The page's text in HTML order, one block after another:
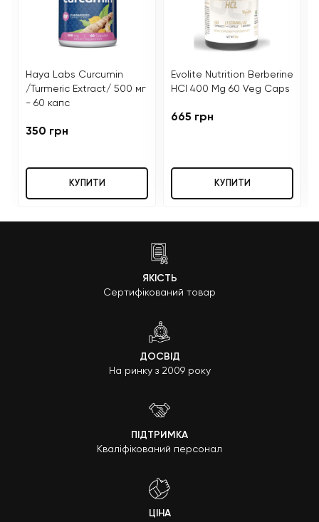
Haya Labs Curcumin
/Turmeric Extract/ 500 мг
- 60 капс
350 грн
КУПИТИ
Evolite Nutrition Berberine
HCl 400 Mg 60 Veg Caps
665 грн
КУПИТИ
ЯКІСТЬ
Сертифікований товар
ДОСВІД
На ринку з 2009 року
ПІДТРИМКА
Кваліфікований персонал
ЦІНА